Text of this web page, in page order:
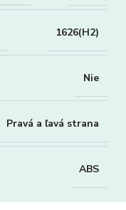
1626(H2)
Nie
Pravá a ľavá strana
ABS